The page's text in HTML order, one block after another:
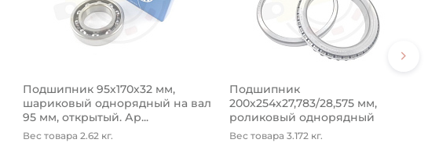
Подшипник 95х170х32 мм,
шариковый однорядный на вал
95 мм, открытый. Ар...
Вес товара 2.62 кг.
Подшипник
200х254х27,783/28,575 мм,
роликовый однорядный
конический на ...
Вес товара 3.172 кг.